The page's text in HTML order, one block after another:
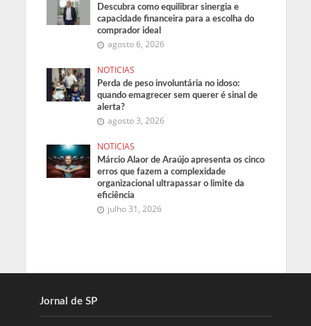
Descubra como equilibrar sinergia e
capacidade financeira para a escolha do
comprador ideal
agosto 6, 2026
NOTICIAS
Perda de peso involuntária no idoso:
quando emagrecer sem querer é sinal de
alerta?
agosto 3, 2026
NOTICIAS
Márcio Alaor de Araújo apresenta os cinco
erros que fazem a complexidade
organizacional ultrapassar o limite da
eficiência
julho 31, 2026
Jornal de SP